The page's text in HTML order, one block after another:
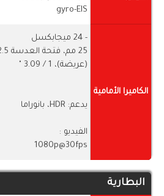
gyro-EIS
الكاميرا الأمامية
- 24 ميجابكسل
25 مم، فتحة العدسة f / 2.5
(عريضة)، 1 / ​​3.09 "
يدعم: HDR، بانوراما
الفيديو :
1080p@30fps
البطارية